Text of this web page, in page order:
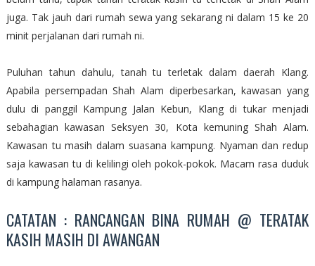
juga. Tak jauh dari rumah sewa yang sekarang ni dalam 15 ke 20
minit perjalanan dari rumah ni.
Puluhan tahun dahulu, tanah tu terletak dalam daerah Klang.
Apabila persempadan Shah Alam diperbesarkan, kawasan yang
dulu di panggil Kampung Jalan Kebun, Klang di tukar menjadi
sebahagian kawasan Seksyen 30, Kota kemuning Shah Alam.
Kawasan tu masih dalam suasana kampung. Nyaman dan redup
saja kawasan tu di kelilingi oleh pokok-pokok. Macam rasa duduk
di kampung halaman rasanya.
CATATAN : RANCANGAN BINA RUMAH @ TERATAK
KASIH MASIH DI AWANGAN